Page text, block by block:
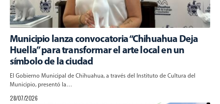
Municipio lanza convocatoria “Chihuahua Deja
Huella” para transformar el arte local en un
símbolo de la ciudad
El Gobierno Municipal de Chihuahua, a través del Instituto de Cultura del
Municipio, presentó la…
28/07/2026